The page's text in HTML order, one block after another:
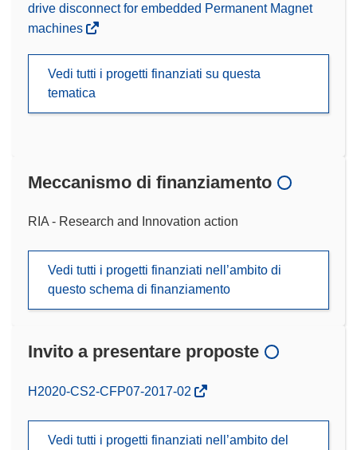
drive disconnect for embedded Permanent Magnet
machines
Vedi tutti i progetti finanziati su questa
tematica
Meccanismo di finanziamento
RIA - Research and Innovation action
Vedi tutti i progetti finanziati nell’ambito di
questo schema di finanziamento
Invito a presentare proposte
(si
H2020-CS2-CFP07-2017-02
Vedi tutti i progetti finanziati nell’ambito del